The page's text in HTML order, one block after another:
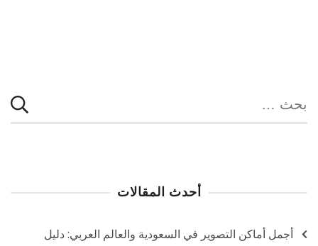
البحث
عن:
أحدث المقالات
أجمل أماكن التصوير في السعودية والعالم العربي: دليل